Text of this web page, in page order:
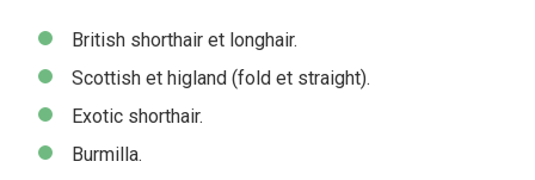
British shorthair et longhair.
Scottish et higland (fold et straight).
Exotic shorthair.
Burmilla.